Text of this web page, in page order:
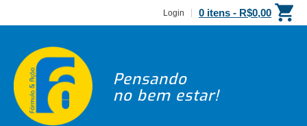
Login 0 itens - R$0,00
Pensando
no bem estar!